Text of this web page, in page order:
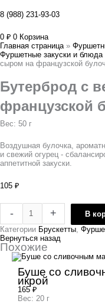
8 (988) 231-93-03
0 ₽ 0 Корзина
Главная страница »
Фуршетные закуски и блюда
сыром на французской
Бутерброд с
французской
Вес: 50 г
Воздушная булочка,
и свежий огурец -
аппетитной закуски.
105 ₽
- +
В
Категории Брускетты,
Вернуться назад
Похожие
Буше со
икрой
165 ₽
Вес: 20 г